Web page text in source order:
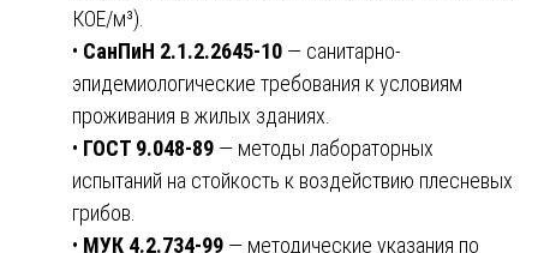
КОЕ/м³).
• СанПиН 2.1.2.2645-10 — санитарно-
эпидемиологические требования к условиям
проживания в жилых зданиях.
• ГОСТ 9.048-89 — методы лабораторных
испытаний на стойкость к воздействию плесневых
грибов.
• МУК 4.2.734-99 — методические указания по